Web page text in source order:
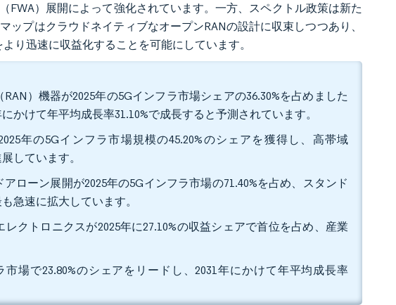
FWA）展開によって強化されています。一方、スペクトル政策は新た
プはクラウドネイティブなオープンRANの設計に収束しつつあり、
り迅速に収益化することを可能にしています。
）機器が2025年の5Gインフラ市場シェアの36.30%を占めました
かけて年平均成長率31.10%で成長すると予測されています。
年の5Gインフラ市場規模の45.20%のシェアを獲得し、高帯域
しています。
ローン展開が2025年の5Gインフラ市場の71.40%を占め、スタンド
急速に拡大しています。
クトロニクスが2025年に27.10%の収益シェアで首位を占め、産業
場で23.80%のシェアをリードし、2031年にかけて年平均成長率